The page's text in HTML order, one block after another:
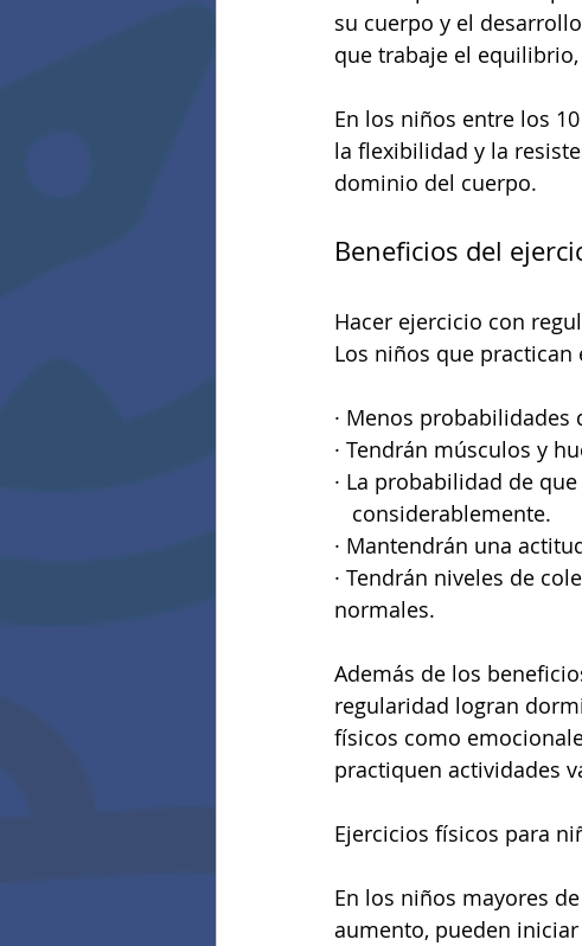
su cuerpo y el
que trabaje el
En los niños entre los
la flexibilidad y la
dominio del cuerpo.
Beneficios del
Hacer ejercicio con
Los niños que
· Menos
· Tendrán músculos y
· La probabilidad de
   considerablemente.
· Mantendrán una
· Tendrán niveles de
normales.
Además de los
regularidad logran
físicos como
practiquen actividades
Ejercicios físicos para
En los niños mayores
aumento, pueden